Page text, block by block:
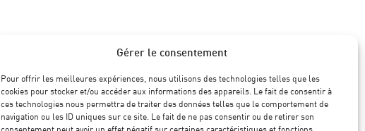
Gérer le consentement
Pour offrir les meilleures expériences, nous utilisons des technologies telles que les
cookies pour stocker et/ou accéder aux informations des appareils. Le fait de consentir à
ces technologies nous permettra de traiter des données telles que le comportement de
navigation ou les ID uniques sur ce site. Le fait de ne pas consentir ou de retirer son